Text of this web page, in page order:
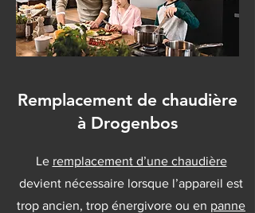
Remplacement de chaudière
à Drogenbos
Le remplacement d’une chaudière
devient nécessaire lorsque l’appareil est
trop ancien, trop énergivore ou en panne